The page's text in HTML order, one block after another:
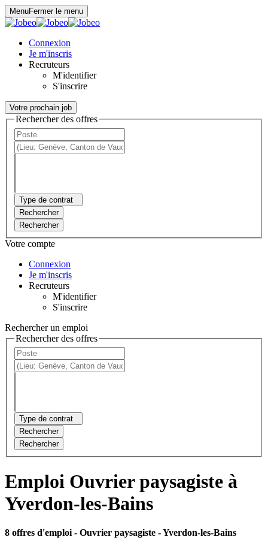
MenuFermer le menu
Connexion
Je m'inscris
Recruteurs
M'identifier
S'inscrire
Votre prochain job
Rechercher des offres
Type de contrat
Rechercher
Rechercher
Votre compte
Connexion
Je m'inscris
Recruteurs
M'identifier
S'inscrire
Rechercher un emploi
Rechercher des offres
Type de contrat
Rechercher
Rechercher
Emploi Ouvrier paysagiste à
Yverdon-les-Bains
8 offres d'emploi - Ouvrier paysagiste - Yverdon-les-Bains
Panneau de gestion des cookies